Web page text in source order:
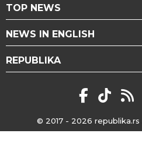
TOP NEWS
NEWS IN ENGLISH
REPUBLIKA
© 2017 - 2026 republika.rs